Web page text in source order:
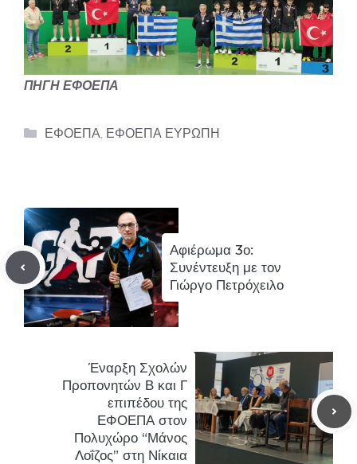
ΠΗΓΗ ΕΦΟΕΠΑ
Categories
ΕΦΟΕΠΑ ΕΦΟΕΠΑ ΕΥΡΩΠΗ
Αφιέρωμα 3ο:
Συνέντευξη με τον
Γιώργο Πετρόχειλο
Έναρξη Σχολών
Προπονητών Β και Γ
επιπέδου της
ΕΦΟΕΠΑ στον
Πολυχώρο “Μάνος
Λοΐζος” στη Νίκαια